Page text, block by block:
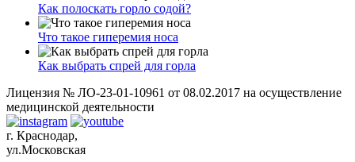
Как полоскать горло содой?
Что такое гиперемия носа
Как выбрать спрей для горла
Лицензия № ЛО-23-01-10961 от 08.02.2017 на осуществление
медицинской деятельности
г. Краснодар,
ул.Московская